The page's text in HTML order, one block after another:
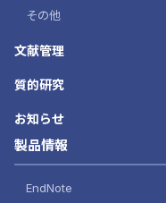
その他
文献管理
質的研究
お知らせ
製品情報
EndNote